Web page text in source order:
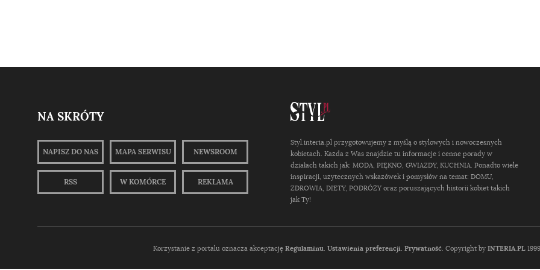
NA SKRÓTY
NAPISZ DO NAS MAPA SERWISU NEWSROOM
RSS W KOMÓRCE REKLAMA
Styl.interia.pl przygotowujemy z myślą o stylowych i nowoczesnych
kobietach. Każda z Was znajdzie tu informacje i cenne porady w
działach takich jak: MODA, PIĘKNO, GWIAZDY, KUCHNIA. Ponadto wiele
inspiracji, użytecznych wskazówek i pomysłów na temat: DOMU,
ZDROWIA, DIETY, PODRÓŻY oraz poruszających historii kobiet takich
jak Ty!
Korzystanie z portalu oznacza akceptację Regulaminu. Ustawienia preferencji. Prywatność. Copyright by INTERIA.PL